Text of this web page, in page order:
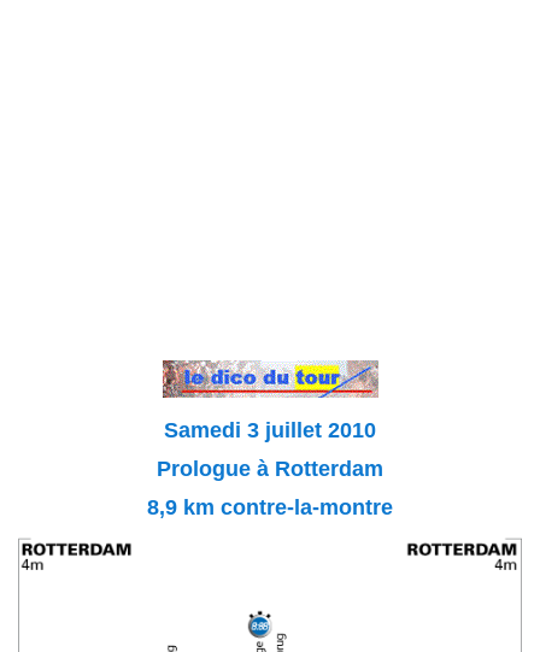
Samedi 3 juillet 2010
Prologue à Rotterdam
8,9 km contre-la-montre